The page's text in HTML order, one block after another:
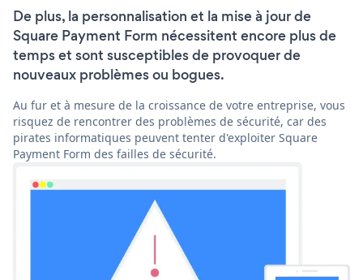
De plus, la personnalisation et la mise à jour de
Square Payment Form nécessitent encore plus de
temps et sont susceptibles de provoquer de
nouveaux problèmes ou bogues.
Au fur et à mesure de la croissance de votre entreprise, vous
risquez de rencontrer des problèmes de sécurité, car des
pirates informatiques peuvent tenter d'exploiter Square
Payment Form des failles de sécurité.